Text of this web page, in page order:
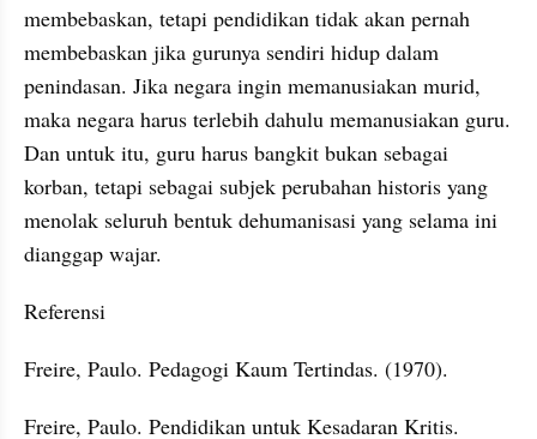
membebaskan, tetapi pendidikan tidak akan pernah
membebaskan jika gurunya sendiri hidup dalam
penindasan. Jika negara ingin memanusiakan murid,
maka negara harus terlebih dahulu memanusiakan guru.
Dan untuk itu, guru harus bangkit bukan sebagai
korban, tetapi sebagai subjek perubahan historis yang
menolak seluruh bentuk dehumanisasi yang selama ini
dianggap wajar.
Referensi
Freire, Paulo. Pedagogi Kaum Tertindas. (1970).
Freire, Paulo. Pendidikan untuk Kesadaran Kritis.